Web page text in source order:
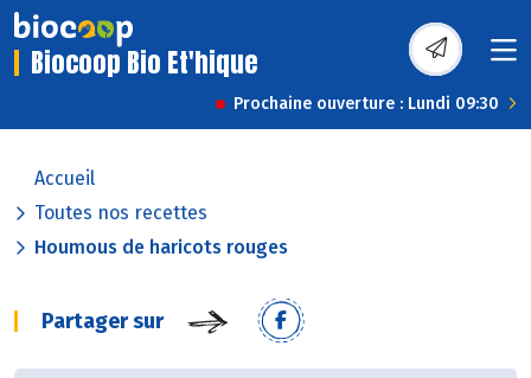
Biocoop Bio Et'hique
Prochaine ouverture : Lundi 09:30
Accueil
Toutes nos recettes
Houmous de haricots rouges
Partager sur